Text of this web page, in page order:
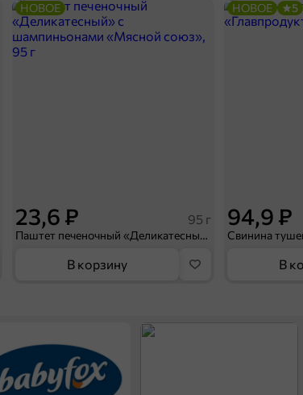
23,6 ₽ 95 г
Паштет печеночный «Деликатесный» с шампиньонами «Мясной союз», 95 г
НОВОЕ
В корзину
94,9 ₽
НОВОЕ 5
В